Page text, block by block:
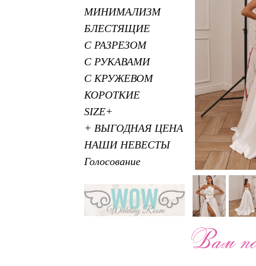
МИНИМАЛИЗМ
БЛЕСТЯЩИЕ
С РАЗРЕЗОМ
С РУКАВАМИ
С КРУЖЕВОМ
КОРОТКИЕ
SIZE+
+ ВЫГОДНАЯ ЦЕНА
НАШИ НЕВЕСТЫ
Голосование